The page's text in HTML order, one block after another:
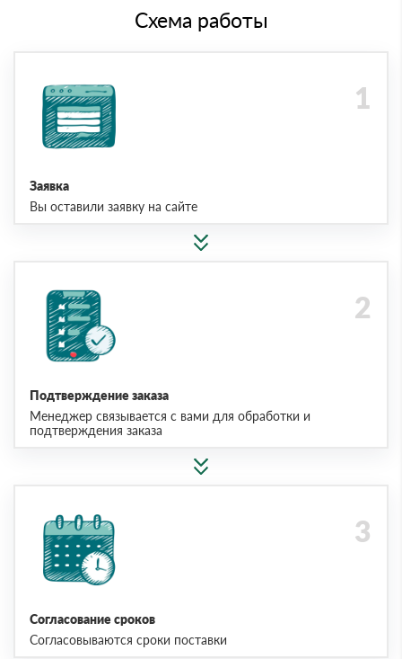
Схема работы
Заявка
Вы оставили заявку на сайте
Подтверждение заказа
Менеджер связывается с вами для обработки и
подтверждения заказа
Согласование сроков
Согласовываются сроки поставки